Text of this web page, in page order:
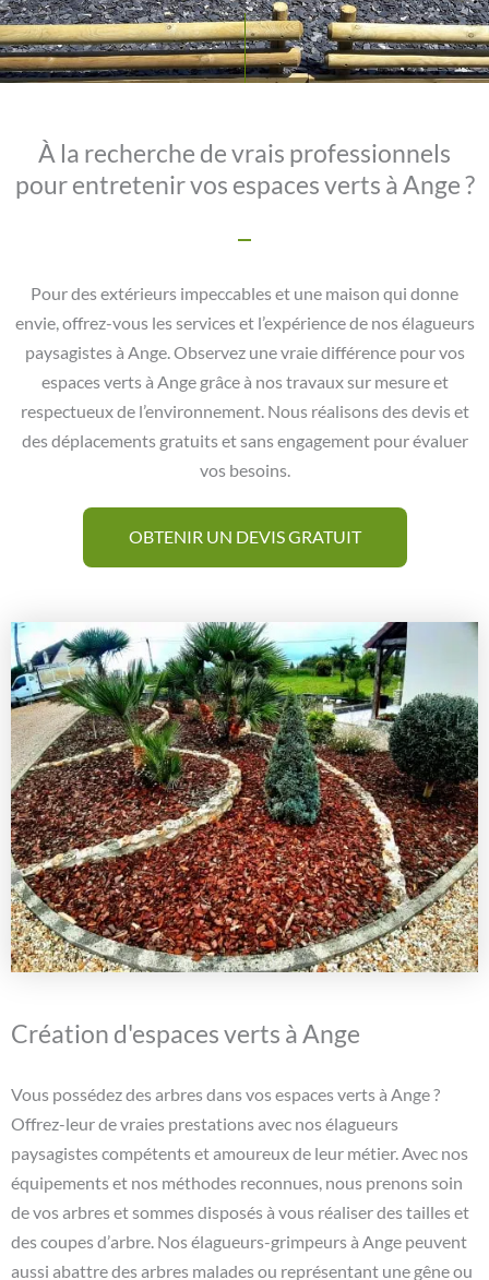
À la recherche de vrais professionnels
pour entretenir vos espaces verts à Ange ?
Pour des extérieurs impeccables et une maison qui donne
envie, offrez-vous les services et l’expérience de nos élagueurs
paysagistes à Ange. Observez une vraie différence pour vos
espaces verts à Ange grâce à nos travaux sur mesure et
respectueux de l’environnement. Nous réalisons des devis et
des déplacements gratuits et sans engagement pour évaluer
vos besoins.
OBTENIR UN DEVIS GRATUIT
Création d'espaces verts à Ange
Vous possédez des arbres dans vos espaces verts à Ange ?
Offrez-leur de vraies prestations avec nos élagueurs
paysagistes compétents et amoureux de leur métier. Avec nos
équipements et nos méthodes reconnues, nous prenons soin
de vos arbres et sommes disposés à vous réaliser des tailles et
des coupes d’arbre. Nos élagueurs-grimpeurs à Ange peuvent
aussi abattre des arbres malades ou représentant une gêne ou